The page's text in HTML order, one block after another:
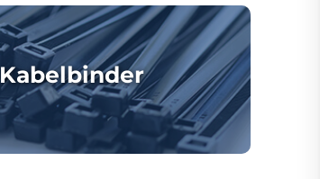
Kabelbinder